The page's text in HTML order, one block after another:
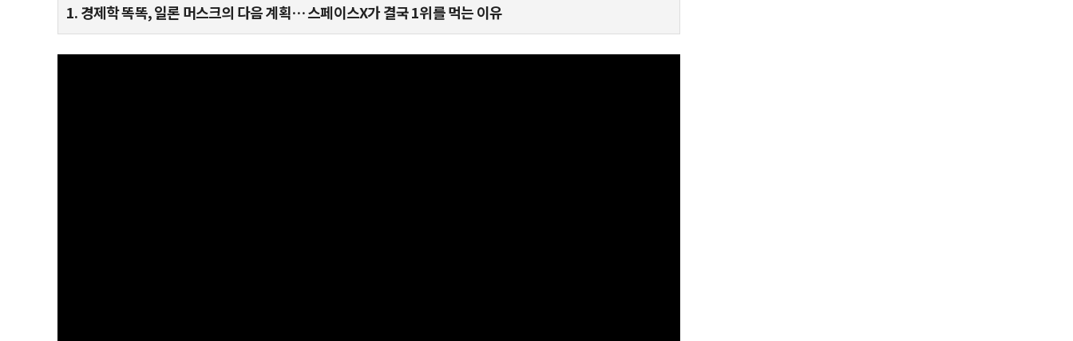
1. 경제학 똑똑, 일론 머스크의 다음 계획… 스페이스X가 결국 1위를 먹는 이유